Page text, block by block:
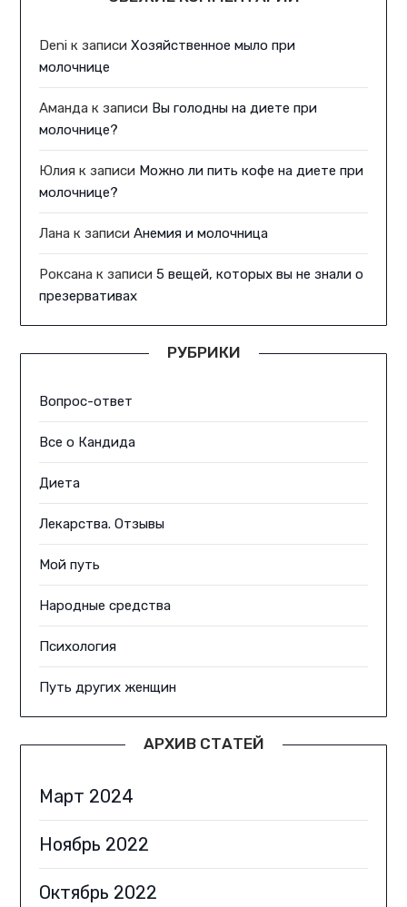
Deni к записиХозяйственное мыло при
молочнице
Аманда к записи Вы голодны на диете при
молочнице?
Юлия к записи Можно ли пить кофе на диете при
молочнице?
Лана к записиАнемия и молочница
Роксана к записи5 вещей, которых вы не знали о
презервативах
РУБРИКИ
Вопрос-ответ
Все о Кандида
Диета
Лекарства. Отзывы
Мой путь
Народные средства
Психология
Путь других женщин
АРХИВ СТАТЕЙ
Март 2024
Ноябрь 2022
Октябрь 2022